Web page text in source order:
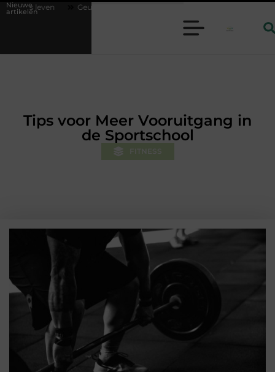
Nieuwe
artikelen en lavendelolie: een perfecte combinatie voor een
Tips voor Meer Vooruitgang in
de Sportschool
FITNESS